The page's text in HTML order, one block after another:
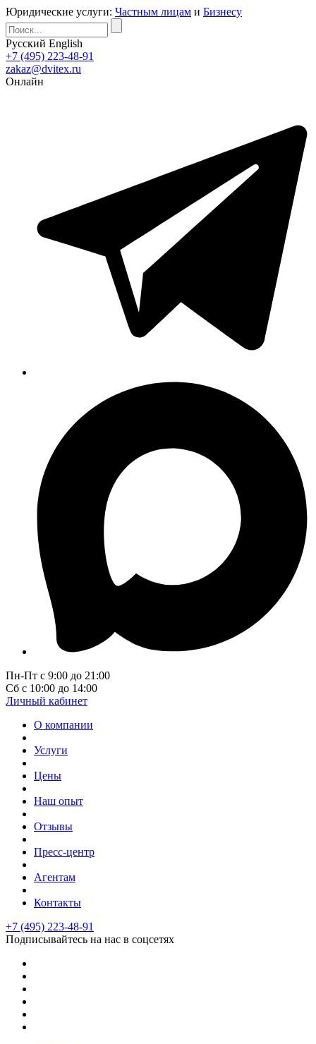
Юридические услуги: Частным лицам и Бизнесу
Русский English
+7 (495) 223-48-91
zakaz@dvitex.ru
Онлайн
Пн-Пт с 9:00 до 21:00
Сб с 10:00 до 14:00
Личный кабинет
О компании
Услуги
Цены
Наш опыт
Отзывы
Пресс-центр
Агентам
Контакты
+7 (495) 223-48-91
Подписывайтесь на нас в соцсетях